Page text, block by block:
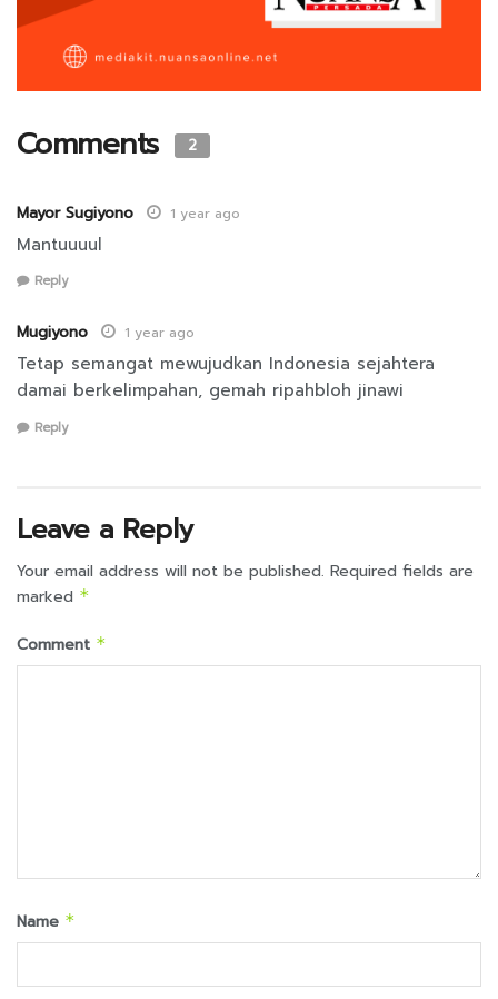
Comments 2
Mayor Sugiyono 1 year ago
Mantuuuul
Reply
Mugiyono 1 year ago
Tetap semangat mewujudkan Indonesia sejahtera
damai berkelimpahan, gemah ripahbloh jinawi
Reply
Leave a Reply
Your email address will not be published. Required fields are
marked *
Comment *
Name *